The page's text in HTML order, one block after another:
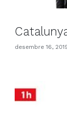
desembre 16,